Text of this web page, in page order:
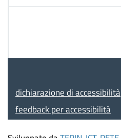
dichiarazione di accessibilità
feedback per accessibilità